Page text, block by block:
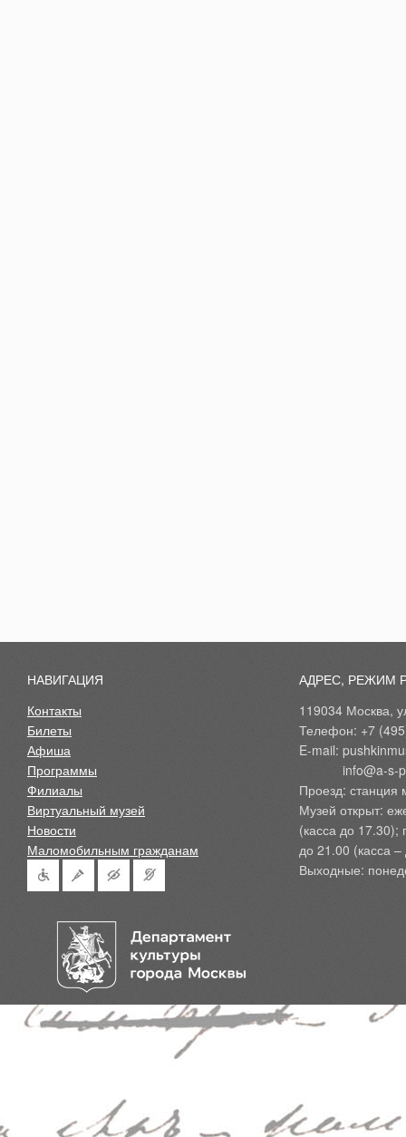
НАВИГАЦИЯ
Контакты
Билеты
Афиша
Программы
Филиалы
Виртуальный музей
Новости
Маломобильным гражданам
АДРЕС, РЕЖИМ
119034 Москва,
Телефон: +7
E-mail:
Проезд: станция
Музей открыт:
(касса до 17.30);
до 21.00 (касса
Выходные: